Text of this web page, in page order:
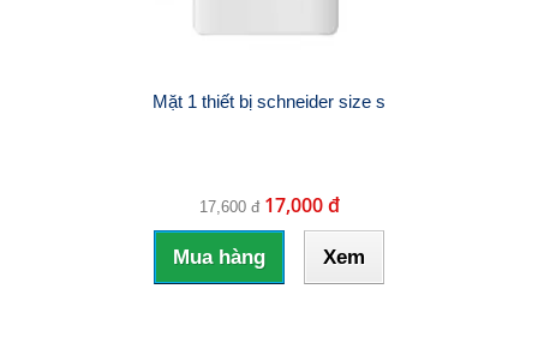
Mặt 1 thiết bị schneider size s
17,600 đ 17,000 đ
Mua hàng Xem